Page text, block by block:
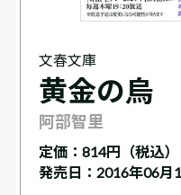
文春文庫
黄金の烏
阿部智里
定価： 814円（税込）
発売日：2016年06月